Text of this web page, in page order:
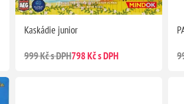
Kaskádie junior
999 Kč s DPH798 Kč s DPH